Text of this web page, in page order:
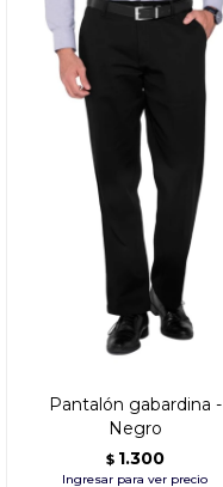
Pantalón gabardina -
Negro
$ 1.300